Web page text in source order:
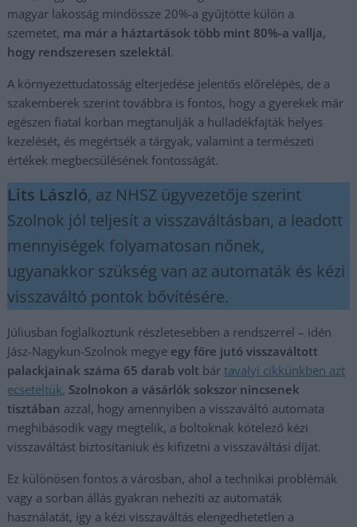
magyar lakosság mindössze 20%-a gyűjtötte külön a
szemetet, ma már a háztartások több mint 80%-a vallja,
hogy rendszeresen szelektál.
A környezettudatosság elterjedése jelentős előrelépés, de a
szakemberek szerint továbbra is fontos, hogy a gyerekek már
egészen fiatal korban megtanulják a hulladékfajták helyes
kezelését, és megértsék a tárgyak, valamint a természeti
értékek megbecsülésének fontosságát.
Lits László, az NHSZ ügyvezetője szerint
Szolnok jól teljesít a visszaváltásban, a leadott
mennyiségek folyamatosan nőnek,
ugyanakkor szükség van az automaták és kézi
visszaváltó pontok bővítésére.
Júliusban foglalkoztunk részletesebben a rendszerrel – idén
Jász-Nagykun-Szolnok megye egy főre jutó visszaváltott
palackjainak száma 65 darab volt bártavalyi cikkünkben azt
ecseteltük, Szolnokon a vásárlók sokszor nincsenek
tisztában azzal, hogy amennyiben a visszaváltó automata
meghibásodik vagy megtelik, a boltoknak kötelező kézi
visszaváltást biztosítaniuk és kifizetni a visszaváltási díjat.
Ez különösen fontos a városban, ahol a technikai problémák
vagy a sorban állás gyakran nehezíti az automaták
használatát, így a kézi visszaváltás elengedhetetlen a